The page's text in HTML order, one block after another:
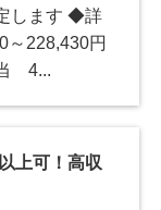
します ◆詳
228,430円
4...
上可！高収